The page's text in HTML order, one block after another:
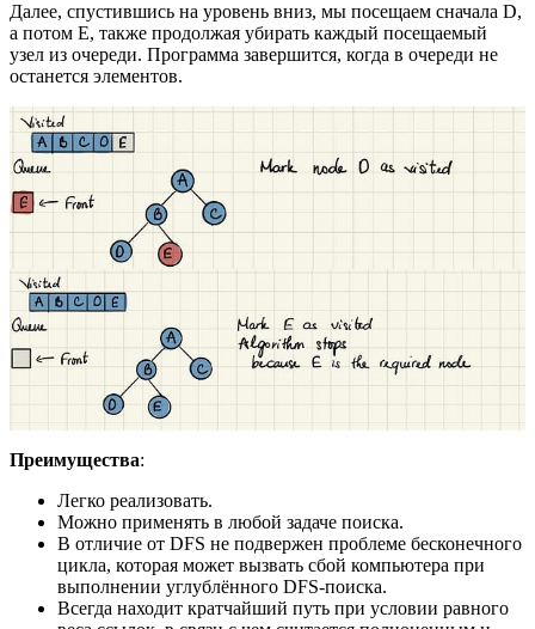
Далее, спустившись на уровень вниз, мы посещаем сначала D,
а потом E, также продолжая убирать каждый посещаемый
узел из очереди. Программа завершится, когда в очереди не
останется элементов.
Преимущества:
Легко реализовать.
Можно применять в любой задаче поиска.
В отличие от DFS не подвержен проблеме бесконечного
цикла, которая может вызвать сбой компьютера при
выполнении углублённого DFS-поиска.
Всегда находит кратчайший путь при условии равного